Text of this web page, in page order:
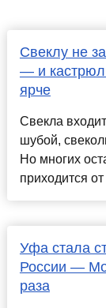
Свеклу не
— и
ярче
Свекла
шубой,
Но многих
приходится
Уфа стала
России —
раза